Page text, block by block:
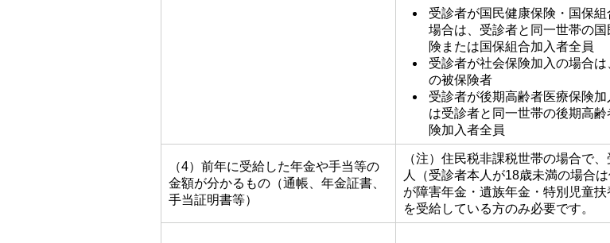
受診者が国民健康保険・国保
場合は、受診者と同一世帯の国
険または国保組合加入者全員
受診者が社会保険加入の場合は
の被保険者
受診者が後期高齢者医療保険加
は受診者と同一世帯の後期高齢
険加入者全員
（4）前年に受給した年金や手当等の
金額が分かるもの（通帳、年金証書、
手当証明書等）
（注）住民税非課税世帯の場合で
人（受診者本人が18歳未満の場合は
が障害年金・遺族年金・特別児童
を受給している方のみ必要です。